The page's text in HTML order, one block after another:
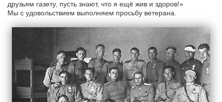
друзьям газету, пусть знают, что я ещё жив и здоров!»
Мы с удовольствием выполняем просьбу ветерана.